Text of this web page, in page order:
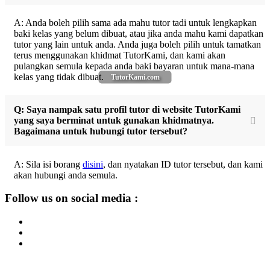
TutorKami.com
A: Anda boleh pilih sama ada mahu tutor tadi untuk lengkapkan
baki kelas yang belum dibuat, atau jika anda mahu kami dapatkan
tutor yang lain untuk anda. Anda juga boleh pilih untuk tamatkan
terus menggunakan khidmat TutorKami, dan kami akan
pulangkan semula kepada anda baki bayaran untuk mana-mana
kelas yang tidak dibuat.
Q: Saya nampak satu profil tutor di website TutorKami
yang saya berminat untuk gunakan khidmatnya.
Bagaimana untuk hubungi tutor tersebut?
A: Sila isi borang disini, dan nyatakan ID tutor tersebut, dan kami
akan hubungi anda semula.
Follow us on social media :